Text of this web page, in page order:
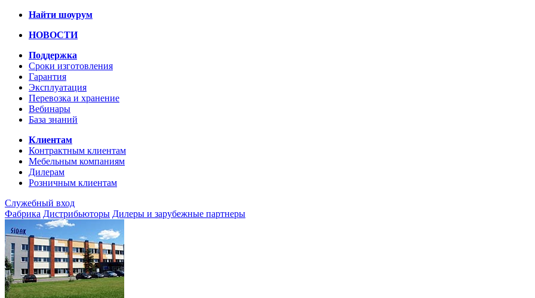
Найти шоурум
НОВОСТИ
Поддержка
Сроки изготовления
Гарантия
Эксплуатация
Перевозка и хранение
Вебинары
База знаний
Клиентам
Контрактным клиентам
Мебельным компаниям
Дилерам
Розничным клиентам
Служебный вход
Фабрика Дистрибьюторы Дилеры и зарубежные партнеры